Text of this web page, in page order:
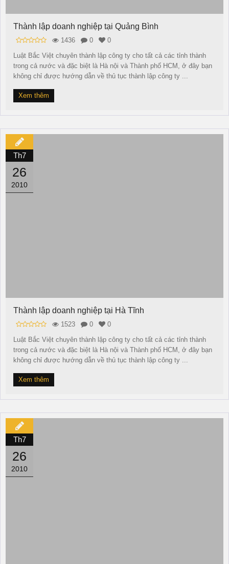
Thành lập doanh nghiệp tại Quảng Bình
1436 0
0
Luật Bắc Việt chuyên thành lập công ty cho tất cả các tỉnh thành
trong cả nước và đặc biệt là Hà nội và Thành phố HCM, ở đây bạn
không chỉ được hướng dẫn về thủ tục thành lập công ty ...
Xem thêm
Th7
26
2010
Thành lập doanh nghiệp tại Hà Tĩnh
1523 0
0
Luật Bắc Việt chuyên thành lập công ty cho tất cả các tỉnh thành
trong cả nước và đặc biệt là Hà nội và Thành phố HCM, ở đây bạn
không chỉ được hướng dẫn về thủ tục thành lập công ty ...
Xem thêm
Th7
26
2010